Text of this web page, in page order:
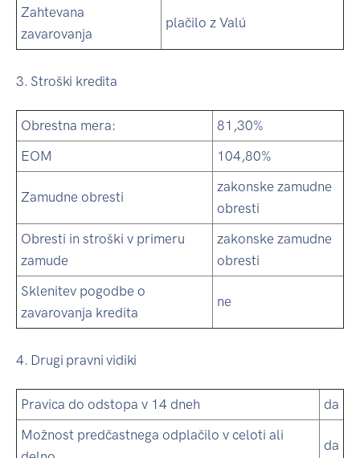
Zahtevana
zavarovanja
plačilo z Valú
3. Stroški kredita
Obrestna mera:
81,30%
EOM
104,80%
Zamudne obresti
zakonske zamudne
obresti
Obresti in stroški v primeru
zamude
zakonske zamudne
obresti
Sklenitev pogodbe o
zavarovanja kredita
ne
4. Drugi pravni vidiki
Pravica do odstopa v 14 dneh
da
Možnost predčastnega odplačilo v celoti ali
da